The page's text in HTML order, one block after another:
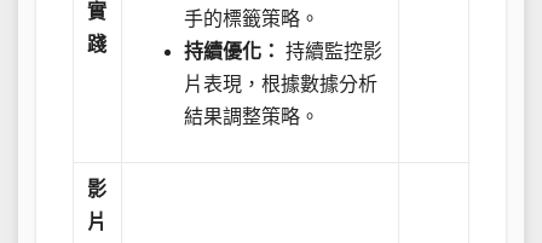
實
踐
手的標籤策略。
持續優化： 持續監控影
片表現，根據數據分析
結果調整策略。
影
片